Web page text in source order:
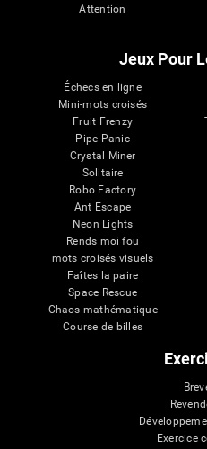
Attention
Jeux Pour
Échecs en ligne
Mini-mots croisés
Fruit Frenzy
Pipe Panic
Crystal Miner
Solitaire
Robo Factory
Ant Escape
Neon Lights
Rends moi fou
mots croisés visuels
Faîtes la paire
Space Rescue
Chaos mathématique
Course de billes
Exercice